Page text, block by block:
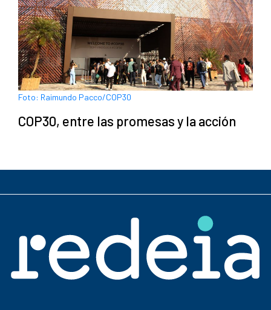
Foto: Raimundo Pacco/COP30
COP30, entre las promesas y la acción